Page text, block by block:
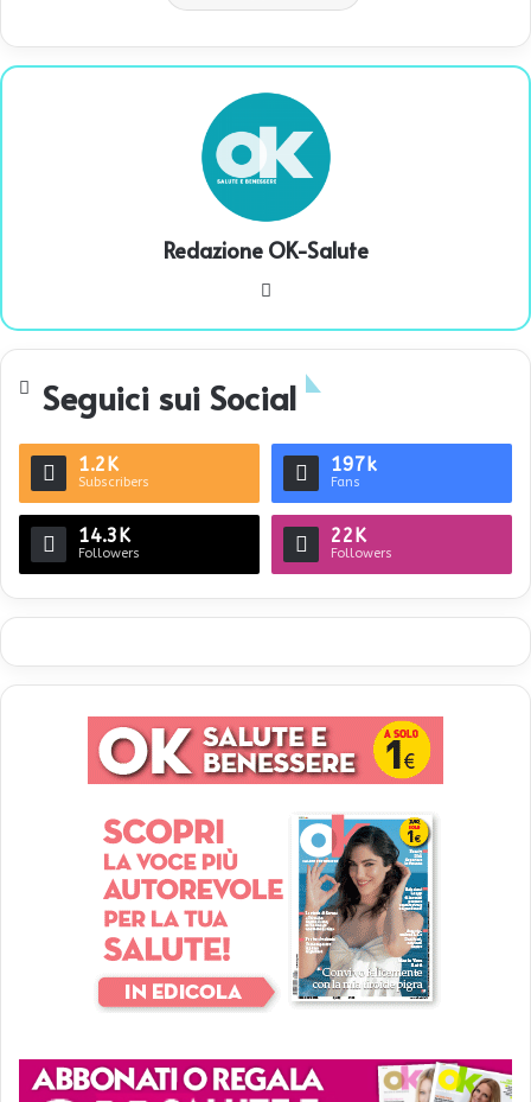
Redazione OK-Salute
te
Seguici sui Social
1.2K
Subscribers
197k
Fans
14.3K
Followers
22K
Followers